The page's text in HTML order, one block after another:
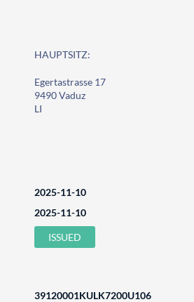
HAUPTSITZ:
Egertastrasse 17
9490 Vaduz
LI
2025-11-10
2025-11-10
ISSUED
39120001KULK7200U106